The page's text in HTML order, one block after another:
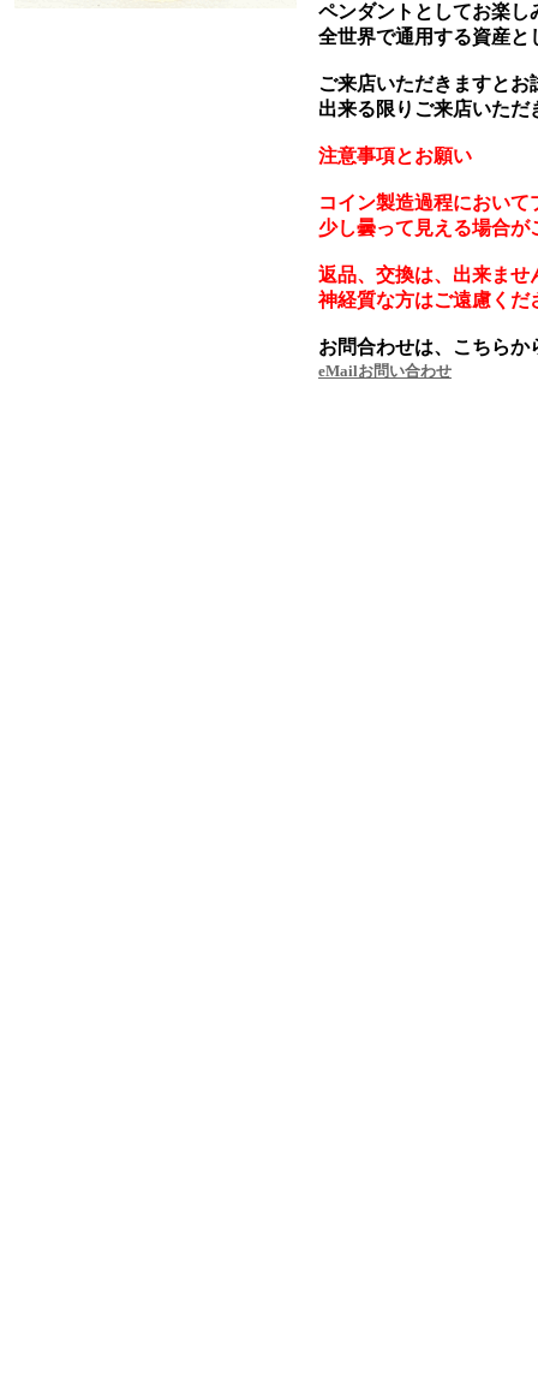
ペンダントとしてお楽し
全世界で通用する資産と
ご来店いただきますとお
出来る限りご来店いた
注意事項とお願い
コイン製造過程におい
少し曇って見える場合が
返品、交換は、出来ませ
神経質な方はご遠慮くだ
お問合わせは、こちらか
eMailお問い合わせ